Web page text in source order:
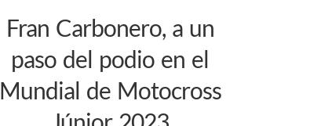
Fran Carbonero, a un
paso del podio en el
Mundial de Motocross